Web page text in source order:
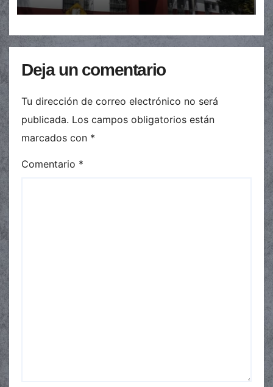
Deja un comentario
Tu dirección de correo electrónico no será
publicada. Los campos obligatorios están
marcados con *
Comentario *